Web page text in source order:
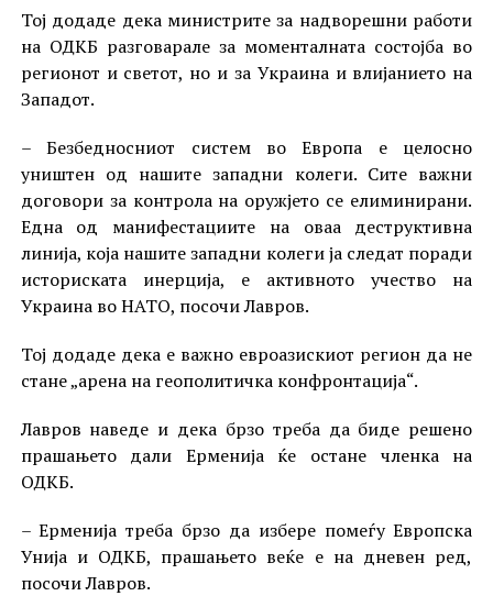
Тој додаде дека министрите за надворешни работи
на ОДКБ разговарале за моменталната состојба во
регионот и светот, но и за Украина и влијанието на
Западот.
– Безбедносниот систем во Европа е целосно
уништен од нашите западни колеги. Сите важни
договори за контрола на оружјето се елиминирани.
Една од манифестациите на оваа деструктивна
линија, која нашите западни колеги ја следат поради
историската инерција, е активното учество на
Украина во НАТО, посочи Лавров.
Тој додаде дека е важно евроазискиот регион да не
стане „арена на геополитичка конфронтација“.
Лавров наведе и дека брзо треба да биде решено
прашањето дали Ерменија ќе остане членка на
ОДКБ.
– Ерменија треба брзо да избере помеѓу Европска
Унија и ОДКБ, прашањето веќе е на дневен ред,
посочи Лавров.